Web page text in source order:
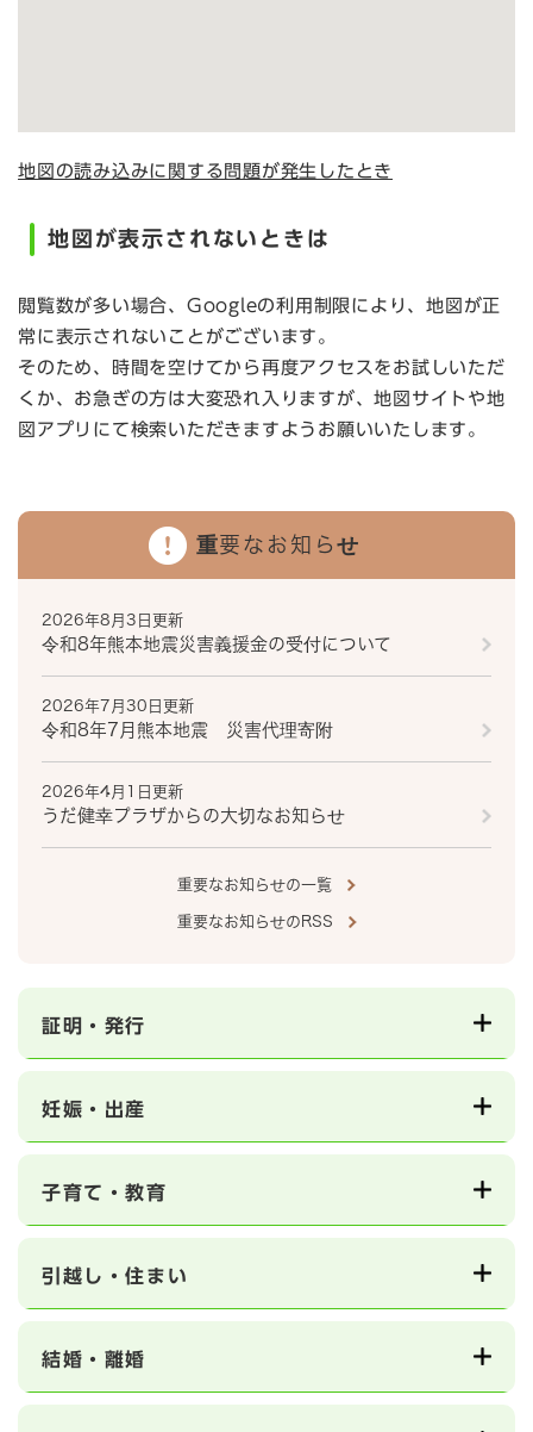
地図の読み込みに関する問題が発生したとき
地図が表示されないときは
閲覧数が多い場合、Googleの利用制限により、地図が正
常に表示されないことがございます。
そのため、時間を空けてから再度アクセスをお試しいただ
くか、お急ぎの方は大変恐れ入りますが、地図サイトや地
図アプリにて検索いただきますようお願いいたします。
重要なお知らせ
2026年8月3日更新
令和8年熊本地震災害義援金の受付について
2026年7月30日更新
令和8年7月熊本地震 災害代理寄附
2026年4月1日更新
うだ健幸プラザからの大切なお知らせ
重要なお知らせの一覧
重要なお知らせのRSS
証明・発行
妊娠・出産
子育て・教育
引越し・住まい
結婚・離婚